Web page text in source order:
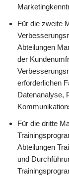
Für die zweite
Abteilungen
der
erforderlichen
Datenanalyse,
Für die dritte
Abteilungen
und